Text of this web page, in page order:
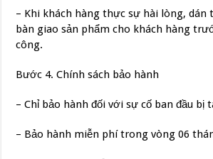
– Khi khách hàng thực sự hài lòng, dán
bàn giao sản phẩm cho khách hàng
công.
Bước 4. Chính sách bảo hành
– Chỉ bảo hành đối với sự cố ban đầu bị
– Bảo hành miễn phí trong vòng 06